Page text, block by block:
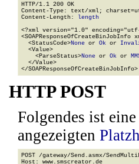
HTTP/1.1 200 OK
Content-Type: text/xml;
Content-Length: length
<?xml version="1.0"
  <StatusCode>
None or Ok or
  <Value>
    <ParseStatus>
None or Ok or
  </Value>
</SOAPResponseOfCreateBinJobInfo>
HTTP POST
Folgendes ist
angezeigten
POST /gateway/Send.asmx/
Host: www.smscreator.de